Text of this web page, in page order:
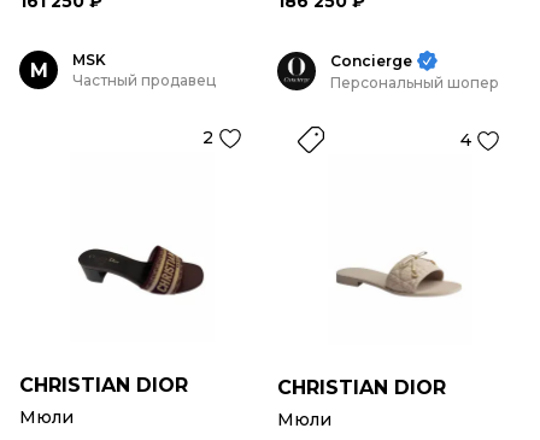
M
MSK
Частный продавец
2
CHRISTIAN DIOR
Мюли
Concierge
Персональный шопер
4
CHRISTIAN DIOR
Мюли